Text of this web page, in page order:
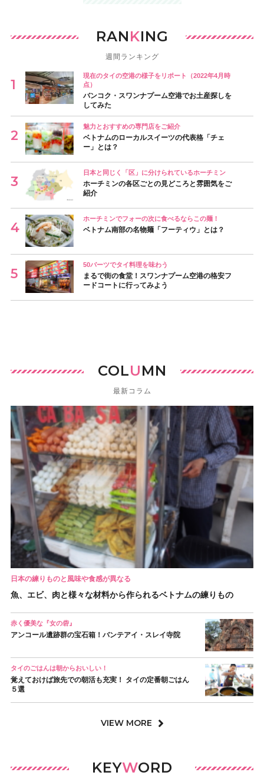
RANKING
週間ランキング
現在のタイの空港の様子をリポート（2022年4月時
点）
バンコク・スワンナプーム空港でお土産探しを
してみた
魅力とおすすめの専門店をご紹介
ベトナムのローカルスイーツの代表格「チェ
ー」とは？
日本と同じく「区」に分けられているホーチミン
ホーチミンの各区ごとの見どころと雰囲気をご
紹介
ホーチミンでフォーの次に食べるならこの麺！
ベトナム南部の名物麺「フーティウ」とは？
50バーツでタイ料理を味わう
まるで街の食堂！スワンナプーム空港の格安フ
ードコートに行ってみよう
COLUMN
最新コラム
日本の練りものと風味や食感が異なる
魚、エビ、肉と様々な材料から作られるベトナムの練りもの
赤く優美な『女の砦』
アンコール遺跡群の宝石箱！バンテアイ・スレイ寺院
タイのごはんは朝からおいしい！
覚えておけば旅先での朝活も充実！ タイの定番朝ごはん
５選
VIEW MORE
KEYWORD